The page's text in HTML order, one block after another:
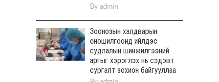
By admin
Зоонозын халдварын
оношилгоонд ийлдэс
судлалын шинжилгээний
аргыг хэрэглэх нь сэдэвт
сургалт зохион байгууллаа